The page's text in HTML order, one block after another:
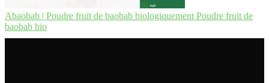
Abaobab | Poudre fruit de baobab biologique­ment Poudre fruit de
baobab bio